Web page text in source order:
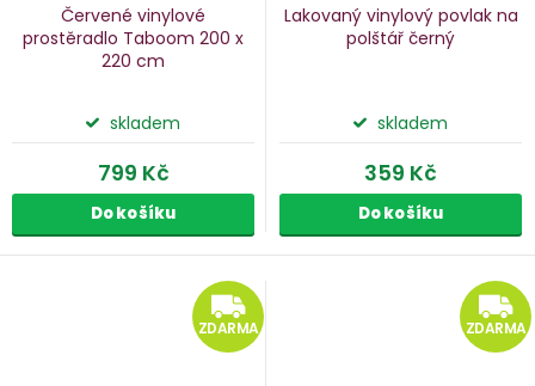
Červené vinylové
prostěradlo Taboom 200 x
220 cm
skladem
799 Kč
Do košíku
Lakovaný vinylový povlak na
polštář černý
skladem
359 Kč
Do košíku
ZDARMA
ZDARMA ZDARMA